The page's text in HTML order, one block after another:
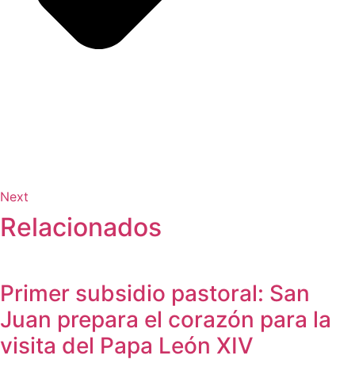
Next
Relacionados
Primer subsidio pastoral: San
Juan prepara el corazón para la
visita del Papa León XIV